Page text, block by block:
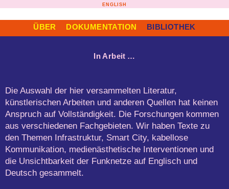
ENGLISH
ÜBER DOKUMENTATION BIBLIOTHEK
In Arbeit …
Die Auswahl der hier versammelten Literatur,
künstlerischen Arbeiten und anderen Quellen hat keinen
Anspruch auf Vollständigkeit. Die Forschungen kommen
aus verschiedenen Fachgebieten. Wir haben Texte zu
den Themen Infrastruktur, Smart City, kabellose
Kommunikation, medienästhetische Interventionen und
die Unsichtbarkeit der Funknetze auf Englisch und
Deutsch gesammelt.